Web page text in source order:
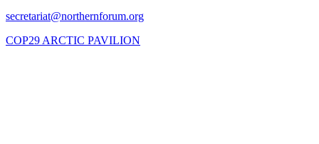
COP29 ARCTIC PAVILION